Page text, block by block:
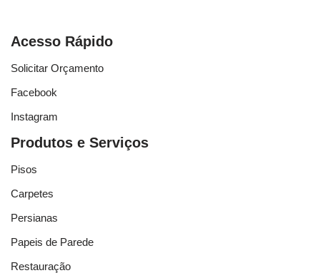
Acesso Rápido
Solicitar Orçamento
Facebook
Instagram
Produtos e Serviços
Pisos
Carpetes
Persianas
Papeis de Parede
Restauração